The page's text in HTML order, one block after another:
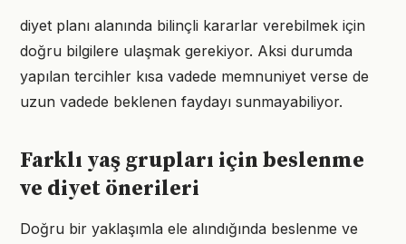
diyet planı alanında bilinçli kararlar verebilmek için
doğru bilgilere ulaşmak gerekiyor. Aksi durumda
yapılan tercihler kısa vadede memnuniyet verse de
uzun vadede beklenen faydayı sunmayabiliyor.
Farklı yaş grupları için beslenme
ve diyet önerileri
Doğru bir yaklaşımla ele alındığında beslenme ve